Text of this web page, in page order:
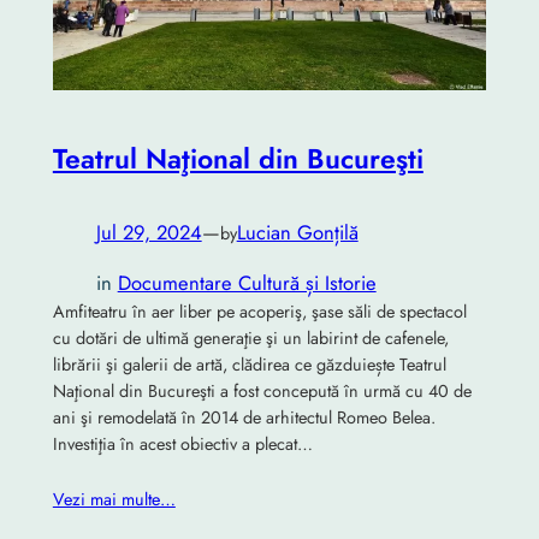
Teatrul Naţional din Bucureşti
Jul 29, 2024—byLucian Gonțilă
in Documentare Cultură și Istorie
Amfiteatru în aer liber pe acoperiş, şase săli de spectacol
cu dotări de ultimă generaţie şi un labirint de cafenele,
librării şi galerii de artă, clădirea ce găzduiește Teatrul
Naţional din Bucureşti a fost concepută în urmă cu 40 de
ani şi remodelată în 2014 de arhitectul Romeo Belea.
Investiţia în acest obiectiv a plecat…
Vezi mai multe…